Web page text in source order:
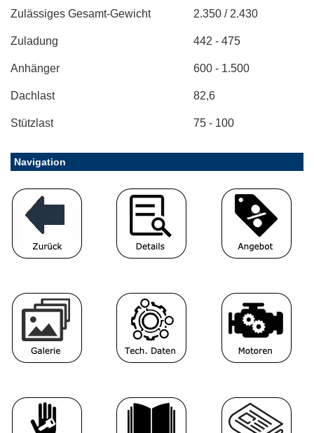
Zulässiges Gesamt-Gewicht 2.350 / 2.430
Zuladung 442 - 475
Anhänger 600 - 1.500
Dachlast 82,6
Stützlast 75 - 100
Navigation